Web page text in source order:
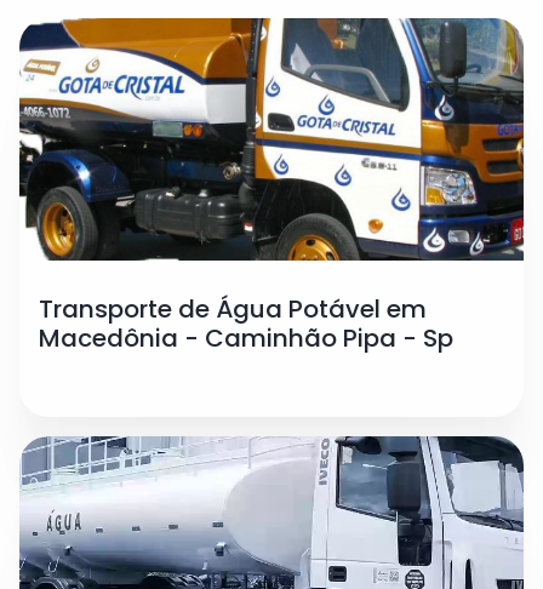
Transporte de Água Potável em
Macedônia - Caminhão Pipa - Sp